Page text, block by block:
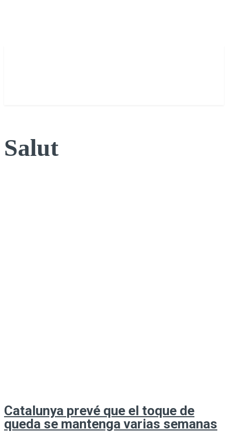
Salut
Catalunya prevé que el toque de
queda se mantenga varias semanas